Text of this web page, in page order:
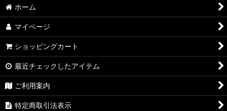
ホーム
マイページ
ショッピングカート
最近チェックしたアイテム
ご利用案内
特定商取引法表示